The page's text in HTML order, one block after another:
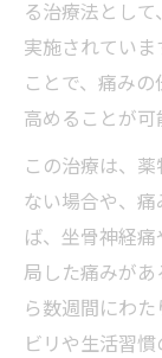
る治療法とし
実施されてい
ことで、痛み
高めることが可
この治療は、
ない場合や、
ば、坐骨神経
局した痛みが
ら数週間にわ
ビリや生活習